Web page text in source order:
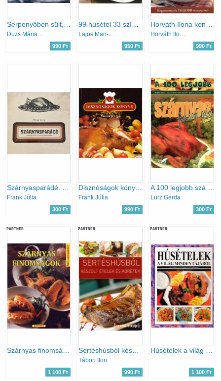
Duzs Mária (szerk.)
990 Ft
Lajos Mari-Hemző Károly
950 Ft
Horváth Ilona; Máté Pálné; Tóth Gézáné; Boda Zoltánné; Pelle Józsefné
990 Ft
Frank Júlia
300 Ft
Frank Júlia
990 Ft
Lurz Gerda
300 Ft
PARTNER
1 100 Ft
PARTNER
Tábori Ilona (szerk.)
990 Ft
PARTNER
1 100 Ft